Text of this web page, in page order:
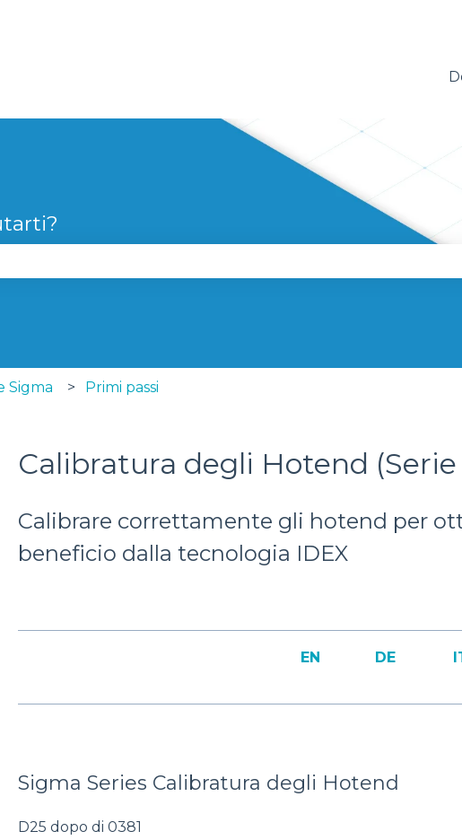
perché il campo di ricerca è vuoto.
Sigma Primi passi
Calibratura degli Hotend
Calibrare correttamente gli hotend per
beneficio dalla tecnologia IDEX
EN DE
Sigma Series Calibratura degli Hotend
D25 dopo di 0381